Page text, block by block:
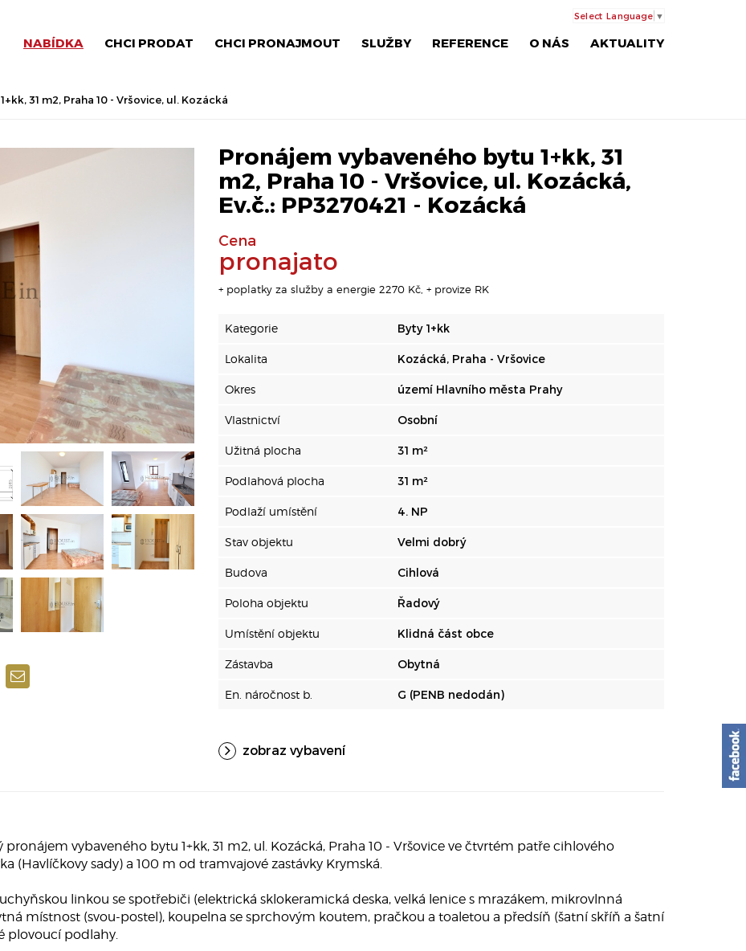
NABÍDKA CHCI PRODAT CHCI PRONAJMOUT SLUŽBY REFERENCE O NÁS AKTUALITY
Select Language ▼
31 m2, Praha 10 - Vršovice, ul. Kozácká
Pronájem vybaveného bytu 1+kk, 31
m2, Praha 10 - Vršovice, ul. Kozácká,
Ev.č.: PP3270421 - Kozácká
Cena
pronajato
+ poplatky za služby a energie 2270 Kč, + provize RK
Kategorie Byty 1+kk
Lokalita Kozácká, Praha - Vršovice
Okres území Hlavního města Prahy
Vlastnictví Osobní
Užitná plocha 31 m²
Podlahová plocha 31 m²
Podlaží umístění 4. NP
Stav objektu Velmi dobrý
Budova Cihlová
Poloha objektu Řadový
Umístění objektu Klidná část obce
Zástavba Obytná
En. náročnost b. G (PENB nedodán)
zobraz vybavení
vybaveného bytu 1+kk, 31 m2, ul. Kozácká, Praha 10 - Vršovice ve čtvrtém patře cihlového
(Havlíčkovy sady) a 100 m od tramvajové zastávky Krymská.
linkou se spotřebiči (elektrická sklokeramická deska, velká lenice s mrazákem, mikrovlnná
místnost (svou-postel), koupelna se sprchovým koutem, pračkou a toaletou a předsíň (šatní skříň a šatní
plovoucí podlahy.